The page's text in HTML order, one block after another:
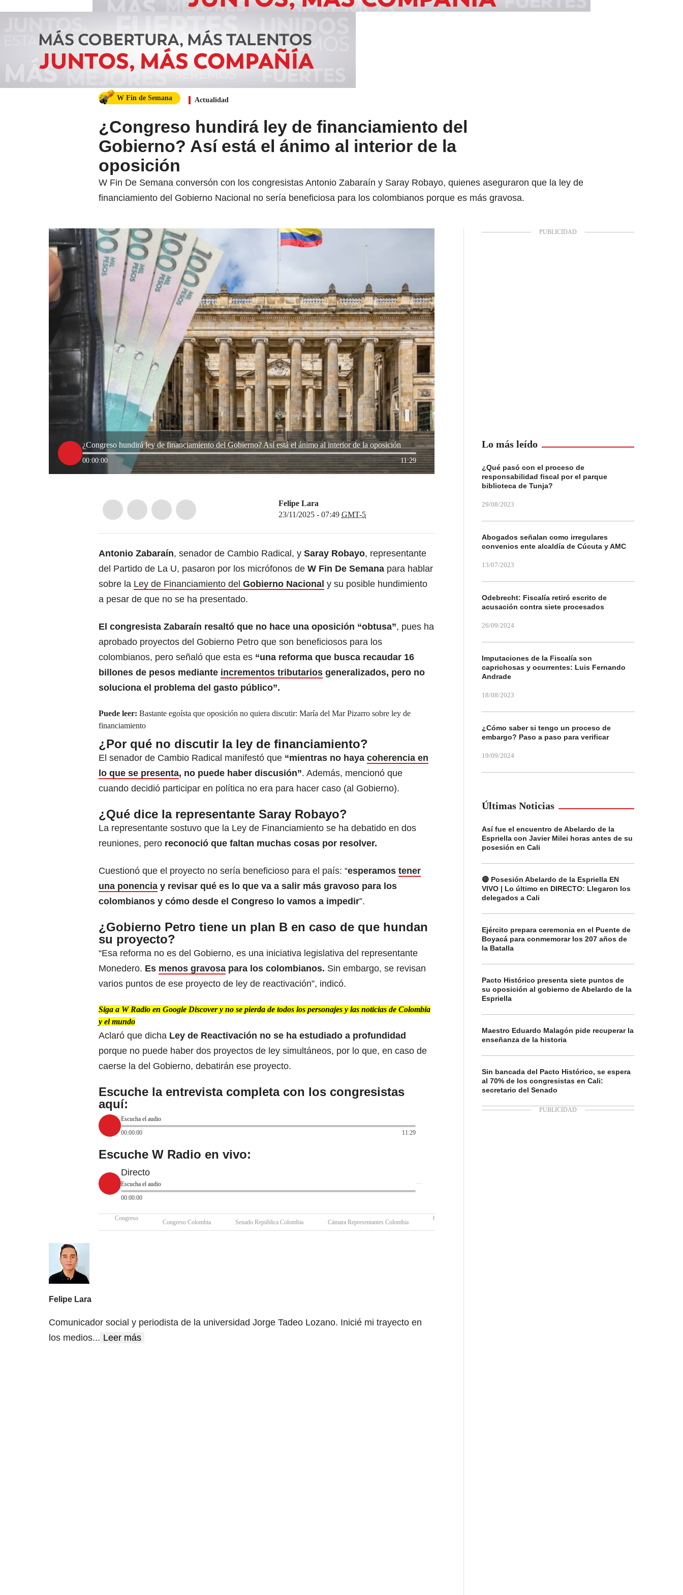
W Fin de Semana Actualidad
¿Congreso hundirá ley de financiamiento del
Gobierno? Así está el ánimo al interior de la
oposición
W Fin De Semana conversón con los congresistas Antonio Zabaraín y Saray Robayo, quienes aseguraron que la ley de
financiamiento del Gobierno Nacional no sería beneficiosa para los colombianos porque es más gravosa.
¿Congreso hundirá ley de financiamiento del Gobierno? Así está el ánimo al interior de la oposición
00:00:00 11:29
Felipe Lara
23/11/2025 - 07:49 GMT-5
Antonio Zabaraín, senador de Cambio Radical, y Saray Robayo, representante
del Partido de La U, pasaron por los micrófonos de W Fin De Semana para hablar
sobre la Ley de Financiamiento del Gobierno Nacional y su posible hundimiento
a pesar de que no se ha presentado.
El congresista Zabaraín resaltó que no hace una oposición “obtusa”, pues ha
aprobado proyectos del Gobierno Petro que son beneficiosos para los
colombianos, pero señaló que esta es “una reforma que busca recaudar 16
billones de pesos mediante incrementos tributarios generalizados, pero no
soluciona el problema del gasto público”.
Puede leer: Bastante egoísta que oposición no quiera discutir: María del Mar Pizarro sobre ley de
financiamiento
¿Por qué no discutir la ley de financiamiento?
El senador de Cambio Radical manifestó que “mientras no haya coherencia en
lo que se presenta, no puede haber discusión”. Además, mencionó que
cuando decidió participar en política no era para hacer caso (al Gobierno).
¿Qué dice la representante Saray Robayo?
La representante sostuvo que la Ley de Financiamiento se ha debatido en dos
reuniones, pero reconoció que faltan muchas cosas por resolver.
Cuestionó que el proyecto no sería beneficioso para el país: “esperamos tener
una ponencia y revisar qué es lo que va a salir más gravoso para los
colombianos y cómo desde el Congreso lo vamos a impedir”.
¿Gobierno Petro tiene un plan B en caso de que hundan
su proyecto?
“Esa reforma no es del Gobierno, es una iniciativa legislativa del representante
Monedero. Es menos gravosa para los colombianos. Sin embargo, se revisan
varios puntos de ese proyecto de ley de reactivación”, indicó.
Siga a W Radio en Google Discover y no se pierda de todos los personajes y las noticias de Colombia
y el mundo
Aclaró que dicha Ley de Reactivación no se ha estudiado a profundidad
porque no puede haber dos proyectos de ley simultáneos, por lo que, en caso de
caerse la del Gobierno, debatirán ese proyecto.
Escuche la entrevista completa con los congresistas
aquí:
Escucha el audio
00:00:00
11:29
Escuche W Radio en vivo:
Directo
Escucha el audio
00:00:00
Congreso
Congreso Colombia Senado República Colombia Cámara Representantes Colombia
Gustavo Petro
Felipe Lara
Comunicador social y periodista de la universidad Jorge Tadeo Lozano. Inicié mi trayecto en
los medios... Leer más
Lo más leído
¿Qué pasó con el proceso de
responsabilidad fiscal por el parque
biblioteca de Tunja?
29/08/2023
Abogados señalan como irregulares
convenios ente alcaldía de Cúcuta y AMC
13/07/2023
Odebrecht: Fiscalía retiró escrito de
acusación contra siete procesados
26/09/2024
Imputaciones de la Fiscalía son
caprichosas y ocurrentes: Luis Fernando
Andrade
18/08/2023
¿Cómo saber si tengo un proceso de
embargo? Paso a paso para verificar
19/09/2024
Últimas Noticias
Así fue el encuentro de Abelardo de la
Espriella con Javier Milei horas antes de su
posesión en Cali
🔴 Posesión Abelardo de la Espriella EN
VIVO | Lo último en DIRECTO: Llegaron los
delegados a Cali
Ejército prepara ceremonia en el Puente de
Boyacá para conmemorar los 207 años de
la Batalla
Pacto Histórico presenta siete puntos de
su oposición al gobierno de Abelardo de la
Espriella
Maestro Eduardo Malagón pide recuperar la
enseñanza de la historia
Sin bancada del Pacto Histórico, se espera
al 70% de los congresistas en Cali:
secretario del Senado